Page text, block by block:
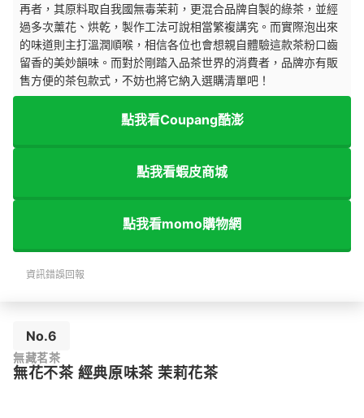
再者，其原料取自我國無毒茉莉，更混合品牌自製的綠茶，並經
過多次薰花、烘乾，製作工法可說相當繁複講究。而實際泡出來
的味道則主打溫潤順喉，相信各位也會想親自體驗這款茶粉口齒
留香的美妙韻味。而對於剛踏入品茶世界的消費者，品牌亦有販
售方便的茶包款式，不妨也將它納入選購清單吧！
點我看Coupang酷澎
點我看蝦皮商城
點我看momo購物網
資訊錯誤回報
No.6
無藏茗茶
無花不茶 經典原味茶 茉莉花茶